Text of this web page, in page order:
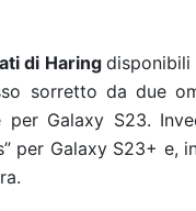
di Haringdisponibili
sorretto da due
per Galaxy S23.
per Galaxy S23+ e,